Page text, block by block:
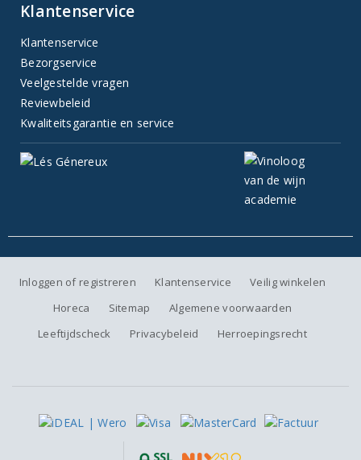
Klantenservice
Klantenservice
Bezorgservice
Veelgestelde vragen
Reviewbeleid
Kwaliteitsgarantie en service
Inloggen of registreren Klantenservice
Veilig winkelen
Horeca
Sitemap
Algemene voorwaarden
Leeftijdscheck
Privacybeleid Herroepingsrecht